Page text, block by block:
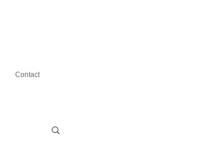
Contact